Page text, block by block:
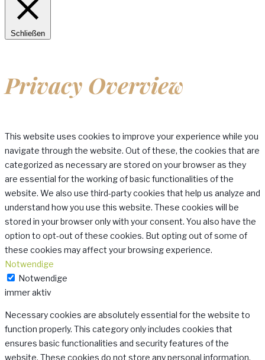
Schließen
Privacy Overview
This website uses cookies to improve your experience while you
navigate through the website. Out of these, the cookies that are
categorized as necessary are stored on your browser as they
are essential for the working of basic functionalities of the
website. We also use third-party cookies that help us analyze and
understand how you use this website. These cookies will be
stored in your browser only with your consent. You also have the
option to opt-out of these cookies. But opting out of some of
these cookies may affect your browsing experience.
Notwendige
Notwendige
immer aktiv
Necessary cookies are absolutely essential for the website to
function properly. This category only includes cookies that
ensures basic functionalities and security features of the
website. These cookies do not store any personal information.